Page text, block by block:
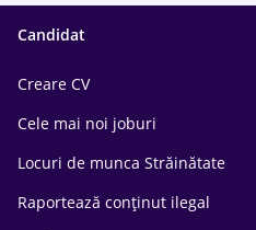
Candidat
Creare CV
Cele mai noi joburi
Locuri de munca Străinătate
Raportează conținut ilegal